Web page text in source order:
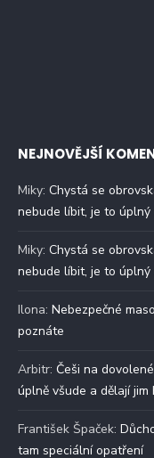
NEJNOVĚJŠÍ
Miky: Chystá se
nebude líbit, je to
Miky: Chystá se
nebude líbit, je to
Ilona: Nebezpečné
poznáte
Arbitr: Češi na
úplně všude a dělají jim
František Špaček:
tam speciální opatření